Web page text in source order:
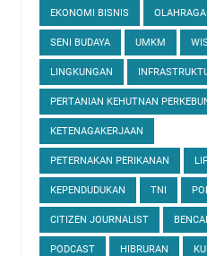
EKONOMI BISNIS OLAHRAGA
SENI BUDAYA UMKM
LINGKUNGAN
PERTANIAN KEHUTNAN
KETENAGAKERJAAN
PETERNAKAN PERIKANAN
KEPENDUDUKAN TNI
CITIZEN JOURNALIST
PODCAST HIBRURAN